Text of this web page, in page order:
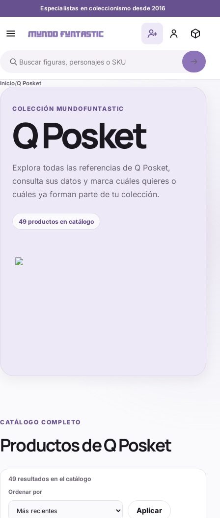
Especialistas en coleccionismo desde 2016
Buscar en el catálogo
Inicio Q Posket
COLECCIÓN MUNDOFUNTASTIC
Q Posket
Explora todas las referencias de Q Posket,
consulta sus datos y marca cuáles quieres o
cuáles ya forman parte de tu colección.
49 productos en catálogo
CATÁLOGO COMPLETO
Productos deQ Posket
49 resultados en el catálogo
Ordenar por
Aplicar